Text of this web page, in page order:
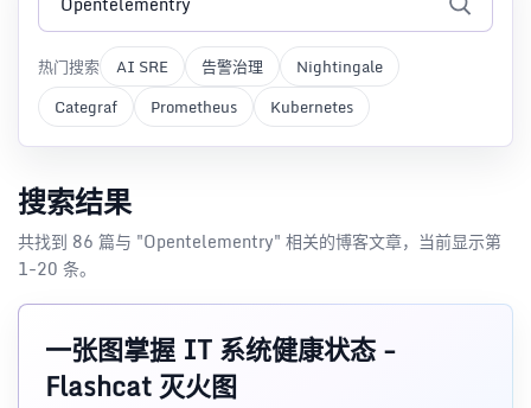
热门搜索 AI SRE 告警治理
Nightingale
Categraf
Prometheus Kubernetes
搜索结果
共找到 86 篇与 "Opentelementry" 相关的博客文章，当前显示第
1-20 条。
一张图掌握 IT 系统健康状态 -
Flashcat 灭火图